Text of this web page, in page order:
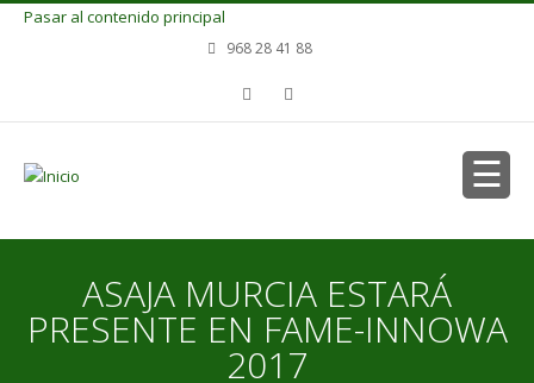
Pasar al contenido principal
968 28 41 88
ASAJA MURCIA ESTARÁ
PRESENTE EN FAME-INNOWA
2017